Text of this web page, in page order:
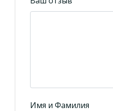
Имя и Фамилия